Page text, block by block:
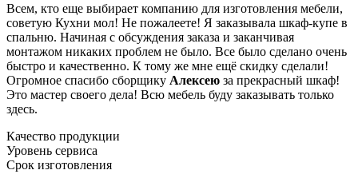
Всем, кто еще выбирает компанию для изготовления мебели,
советую Кухни мол! Не пожалеете! Я заказывала шкаф-купе в
спальню. Начиная с обсуждения заказа и заканчивая
монтажом никаких проблем не было. Все было сделано очень
быстро и качественно. К тому же мне ещё скидку сделали!
Огромное спасибо сборщику Алексею за прекрасный шкаф!
Это мастер своего дела! Всю мебель буду заказывать только
здесь.
Качество продукции
Уровень сервиса
Срок изготовления